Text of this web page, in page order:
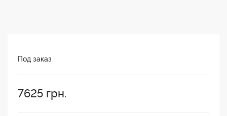
Под заказ
7625 грн.